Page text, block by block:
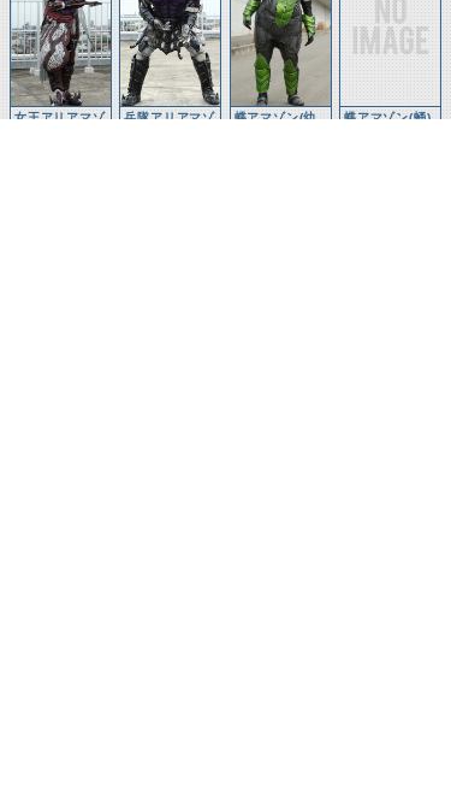
女王アリアマゾ
兵隊アリアマゾ
蝶アマゾン(幼
蝶アマゾン(蛹)